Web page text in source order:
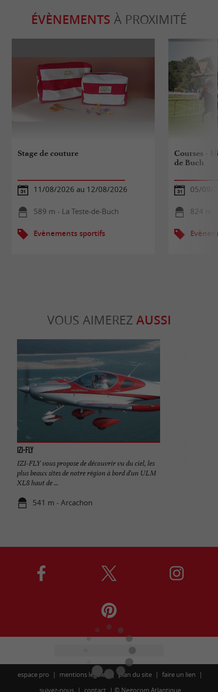
ÉVÈNEMENTS À PROXIMITÉ
Stage de couture
11/08/2026 au 12/08/2026
589 m - La Teste-de-Buch
Evènements sportifs
Courses -
de Buch
05/09/
824 m -
VOUS AIMEREZ AUSSI
IZI-FLY
IZI-FLY vous propose de découvrir vu du ciel, les
plus beaux sites de notre région à bord d'un ULM
XL8 haut de ...
541 m - Arcachon
espace pro mentions légales plan du site
faire un lien